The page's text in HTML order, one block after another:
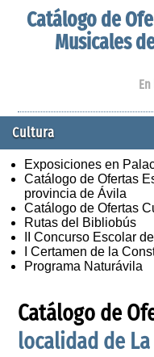
Catálogo de
Musicales
Cultura
Exposiciones en
Catálogo de Ofertas
provincia de Ávila
Catálogo de Ofertas
Rutas del Bibliobús
II Concurso Escolar
I Certamen de la
Programa Naturávila
Catálogo de
localidad de